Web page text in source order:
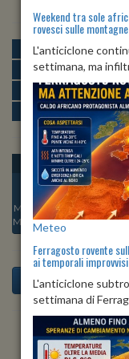
MATTINA
POMERIGGIO
SERA
NOTTE
OGGI
Min:22°C
Max:24°C
VEN 07
Min:22°C
Max:24°C
Min:
Max:
Previsioni del
Weekend tra sole
rovesci sulle
L'anticiclone
settimana, ma
Meteo
Ferragosto rovente
ai temporali
L'anticiclone
settimana di